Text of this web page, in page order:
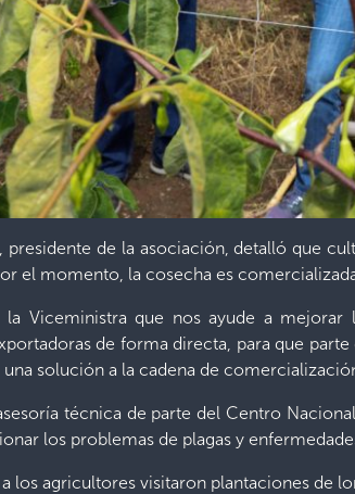
presidente de la asociación, detalló que
el momento, la cosecha es
la Viceministra que nos ayude a
de forma directa, para que
solución a la cadena de
técnica de parte del Centro
los problemas de plagas y
los agricultores visitaron plantaciones de